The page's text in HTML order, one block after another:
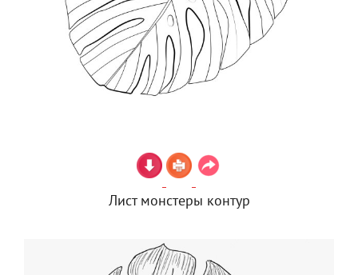
Лист монстеры контур